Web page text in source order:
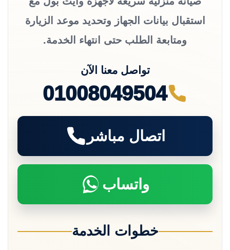
استقبال بيانات الجهاز وتحديد موعد الزيارة
ومتابعة الطلب حتى انتهاء الخدمة.
تواصل معنا الآن
01008049504
اتصال مباشر
واتساب
خطوات الخدمة